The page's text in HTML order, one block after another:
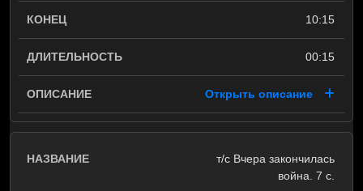
10:15
00:15
Открыть описание
т/с Вчера закончилась
война. 7 с.